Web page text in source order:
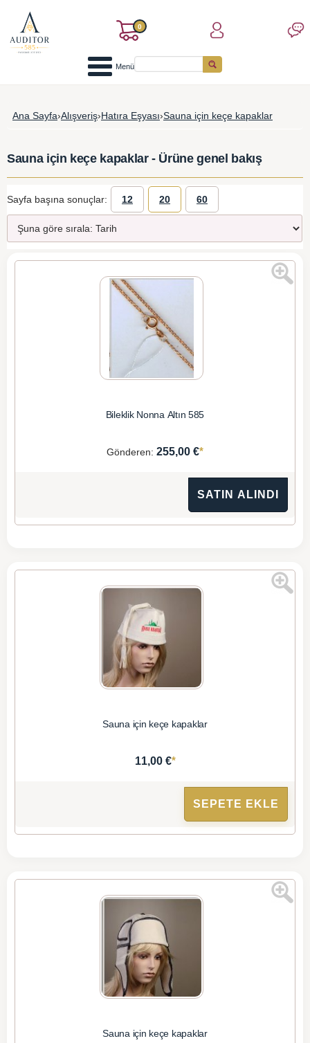
0
Menü
Ana Sayfa›Alışveriş›Hatıra Eşyası›Sauna için keçe kapaklar
Sauna için keçe kapaklar - Ürüne genel bakış
Sayfa başına sonuçlar: 12 20 60
Bileklik Nonna Altın 585
Gönderen: 255,00 €*
SATIN ALINDI
Sauna için keçe kapaklar
11,00 €*
SEPETE EKLE
Sauna için keçe kapaklar